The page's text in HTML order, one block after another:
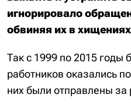
игнорировало
обвиняя их в
Так с 1999 по 2015 годы
работников оказались
них были отправлены за